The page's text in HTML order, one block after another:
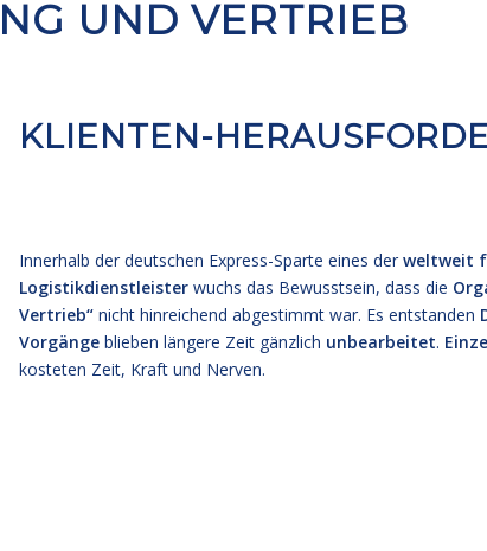
UND VERTRIEB
KLIENTEN-
Innerhalb der deutschen Express-Sparte eines derweltweit
Logistikdienstleister wuchs das Bewusstsein, dass die
Vertrieb“ nicht hinreichend abgestimmt war. Es entstanden
Vorgänge blieben längere Zeit gänzlich unbearbeitet.
kosteten Zeit, Kraft und Nerven.